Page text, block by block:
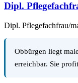
Dipl.
Dipl. Pflegefachfrau/
Obbürgen liegt
erreichbar. Sie